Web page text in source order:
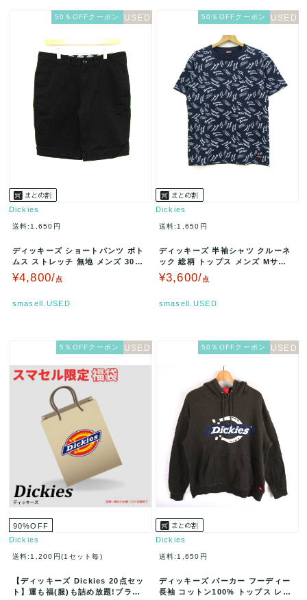
50％OFFクーポン
Dickies
送料:1,650円
ディッキーズ ショートパンツ ボト
ムス ストレッチ 無地 メンズ 30サ
イズ ブラック Dickie…
¥4,800/点
smasell.USED
50％OFFクーポン
Dickies
送料:1,650円
ディッキーズ 半袖シャツ クルーネ
ック 総柄 トップス メンズ Mサイ
ズ ネイビー×ホワイト Dic…
¥3,600/点
smasell.USED
5％OFFクーポン
90%OFF
Dickies
送料:1,200円(1セット毎)
【ディッキーズ Dickies 20点セッ
ト】運も福(服)も詰め放題!ブラン
50％OFFクーポン
Dickies
送料:1,650円
ディッキーズ パーカー フーディー
長袖 コットン100% トップス レデ